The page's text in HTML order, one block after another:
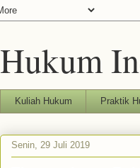
Hukum
Kuliah Hukum Praktik
Senin, 29 Juli 2019